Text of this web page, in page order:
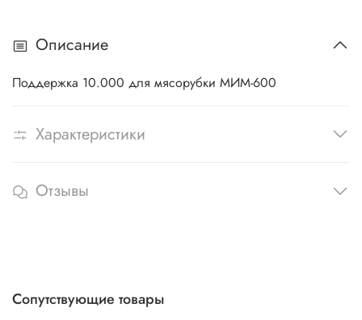
Описание
Поддержка 10.000 для мясорубки МИМ-600
Характеристики
Отзывы
Сопутствующие товары